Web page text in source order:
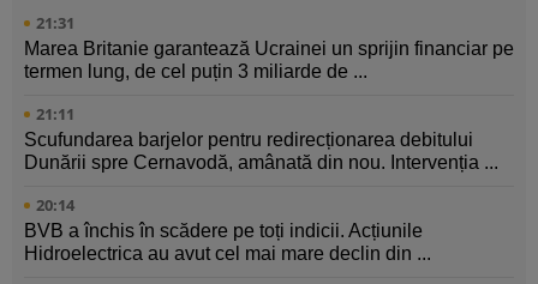
21:31
Marea Britanie garantează Ucrainei un sprijin financiar pe
termen lung, de cel puțin 3 miliarde de ...
21:11
Scufundarea barjelor pentru redirecționarea debitului
Dunării spre Cernavodă, amânată din nou. Intervenția ...
20:14
BVB a închis în scădere pe toți indicii. Acțiunile
Hidroelectrica au avut cel mai mare declin din ...